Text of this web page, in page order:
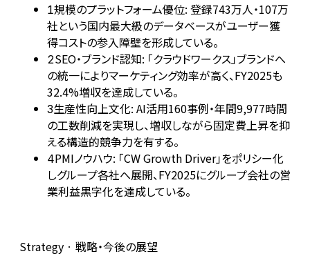
1規模のプラットフォーム優位: 登録743万人・107万
社という国内最大級のデータベースがユーザー獲
得コストの参入障壁を形成している。
2SEO・ブランド認知: 「クラウドワークス」ブランドへ
の統一によりマーケティング効率が高く、FY2025も
32.4%増収を達成している。
3生産性向上文化: AI活用160事例・年間9,977時間
の工数削減を実現し、増収しながら固定費上昇を抑
える構造的競争力を有する。
4PMIノウハウ: 「CW Growth Driver」をポリシー化
しグループ各社へ展開、FY2025にグループ会社の営
業利益黒字化を達成している。
Strategy · 戦略・今後の展望